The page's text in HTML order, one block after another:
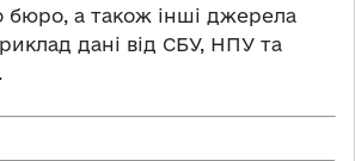
бюро, а також інші джерела
дані від СБУ, НПУ та